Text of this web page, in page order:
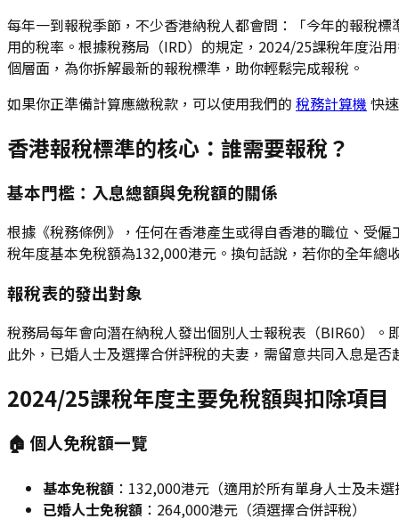
每年一到報稅季節，不少香港納稅人都會問：「今年的報稅
用的稅率。根據稅務局（IRD）的規定，2024/25課稅年度沿
個層面，為你拆解最新的報稅標準，助你輕鬆完成報稅。
如果你正準備計算應繳稅款，可以使用我們的 稅務計算機 快
香港報稅標準的核心：誰需要報稅？
基本門檻：入息總額與免稅額的關係
根據《稅務條例》，任何在香港產生或得自香港的職位、受
稅年度基本免稅額為132,000港元。換句話說，若你的全年
報稅表的發出對象
稅務局每年會向潛在納稅人發出個別人士報稅表（BIR60）
此外，已婚人士及選擇合併評稅的夫妻，需留意共同入息是
2024/25課稅年度主要免稅額與扣除項目
🏠 個人免稅額一覽
基本免稅額 ：132,000港元（適用於所有單身人士及未
已婚人士免稅額 ：264,000港元（須選擇合併評稅）